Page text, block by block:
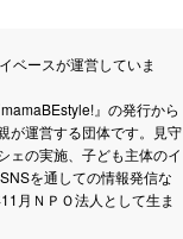
ベースが運営していま
』の発行から
が運営する団体です。見守
ェの実施、子ども主体のイ
を通しての情報発信な
月ＮＰＯ法人として生ま